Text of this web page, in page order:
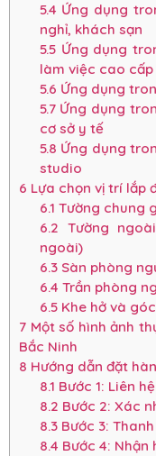
5.4 Ứng dụng
nghỉ, khách sạn
5.5Ứng dụng
làm việc cao cấp
5.6 Ứng dụng
5.7Ứng dụng
cơ sở y tế
5.8 Ứng dụng
studio
6 Lựa chọn vị trí lắp
6.1 Tường chung
6.2 Tường
ngoài)
6.3Sàn phòng
6.4 Trần phòng
6.5Khe hở và
7 Một số hình ảnh
Bắc Ninh
8 Hướng dẫn đặt
8.1 Bước 1: Liên
8.2 Bước 2: Xác
8.3Bước 3:
8.4 Bước 4: Nhận